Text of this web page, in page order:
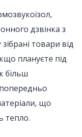
дзвінка з
товари від
плануєте під
більш
що
тепло.